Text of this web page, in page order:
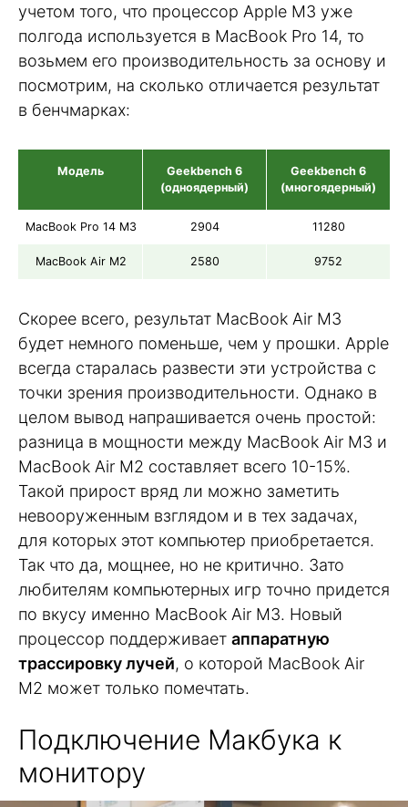
учетом того, что процессор Apple M3 уже
полгода используется в MacBook Pro 14, то
возьмем его производительность за основу и
посмотрим, на сколько отличается результат
в бенчмарках:
Модель
Geekbench 6
(одноядерный)
Geekbench 6
(многоядерный)
MacBook Pro 14 M3 2904 11280
MacBook Air M2 2580 9752
Скорее всего, результат MacBook Air M3
будет немного поменьше, чем у прошки. Apple
всегда старалась развести эти устройства с
точки зрения производительности. Однако в
целом вывод напрашивается очень простой:
разница в мощности между MacBook Air M3 и
MacBook Air M2 составляет всего 10-15%.
Такой прирост вряд ли можно заметить
невооруженным взглядом и в тех задачах,
для которых этот компьютер приобретается.
Так что да, мощнее, но не критично. Зато
любителям компьютерных игр точно придется
по вкусу именно MacBook Air M3. Новый
процессор поддерживает аппаратную
трассировку лучей, о которой MacBook Air
M2 может только помечтать.
Подключение Макбука к
монитору